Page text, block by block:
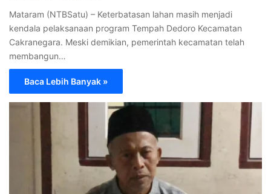
Mataram (NTBSatu) – Keterbatasan lahan masih menjadi
kendala pelaksanaan program Tempah Dedoro Kecamatan
Cakranegara. Meski demikian, pemerintah kecamatan telah
membangun…
Baca Lebih Banyak »